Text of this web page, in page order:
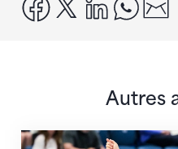
Autres
Prochaine étape : les